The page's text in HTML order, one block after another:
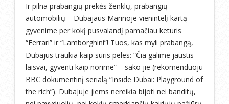
Ir pilna prabangių prekės ženklų, prabangių
automobilių – Dubajaus Marinoje vienintelį kartą
gyvenime per kokį pusvalandį pamačiau keturis
“Ferrari” ir “Lamborghini”! Tuos, kas myli prabangą,
Dubajus traukia kaip sūris peles: “Čia galime jaustis
laisvai, gyventi kaip norime” – sako jie (rekomenduoju
BBC dokumentinį serialą “Inside Dubai: Playground of
the rich”). Dubajuje jiems nereikia bijoti nei banditų,